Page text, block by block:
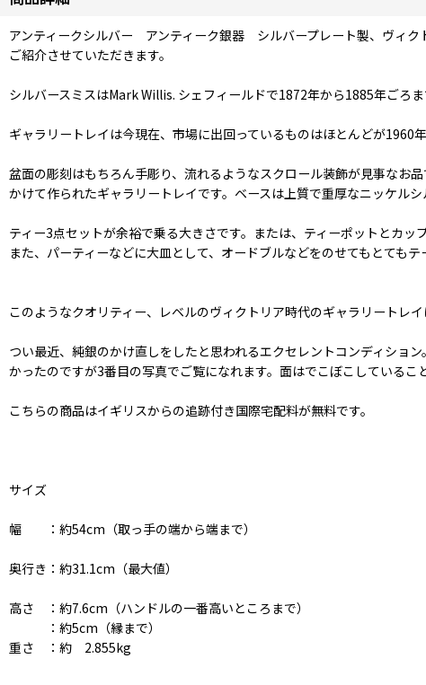
アンティークシルバー アンティーク銀器 シルバープレート製、ヴィク
ご紹介させていただきます。
シルバースミスはMark Willis. シェフィールドで1872年から1885年ごろ
ギャラリートレイは今現在、市場に出回っているものはほとんどが1960
盆面の彫刻はもちろん手彫り、流れるようなスクロール装飾が見事なお
かけて作られたギャラリートレイです。ベースは上質で重厚なニッケル
ティー3点セットが余裕で乗る大きさです。または、ティーポットとカッ
また、パーティーなどに大皿として、オードブルなどをのせてもとてもテ
このようなクオリティー、レベルのヴィクトリア時代のギャラリートレ
つい最近、純銀のかけ直しをしたと思われるエクセレントコンディショ
かったのですが3番目の写真でご覧になれます。面はでこぼこしている
こちらの商品はイギリスからの追跡付き国際宅配料が無料です。
サイズ
幅 ：約54cm（取っ手の端から端まで）
奥行き：約31.1cm（最大値）
高さ ：約7.6cm（ハンドルの一番高いところまで）
：約5cm（縁まで）
重さ ：約 2.855kg